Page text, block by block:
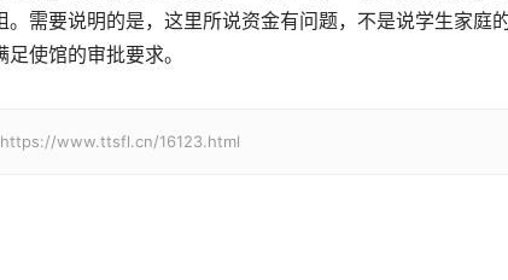
需要说明的是，这里所说资金有问题，不是说学生家庭
使馆的审批要求。
https://www.ttsfl.cn/16123.html